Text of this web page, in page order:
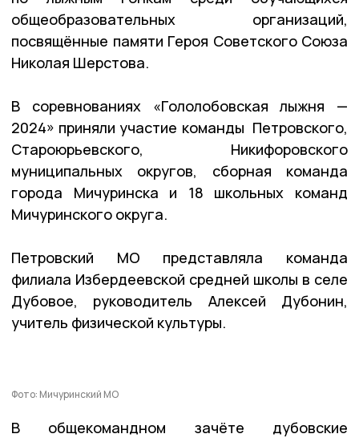
общеобразовательных организаций,
посвящённые памяти Героя Советского Союза
Николая Шерстова.
В соревнованиях «Гололобовская лыжня —
2024» приняли участие команды Петровского,
Староюрьевского, Никифоровского
муниципальных округов, сборная команда
города Мичуринска и 18 школьных команд
Мичуринского округа.
Петровский МО представляла команда
филиала Избердеевской средней школы в селе
Дубовое, руководитель Алексей Дубонин,
учитель физической культуры.
Фото: Мичуринский МО
В общекомандном зачёте дубовские